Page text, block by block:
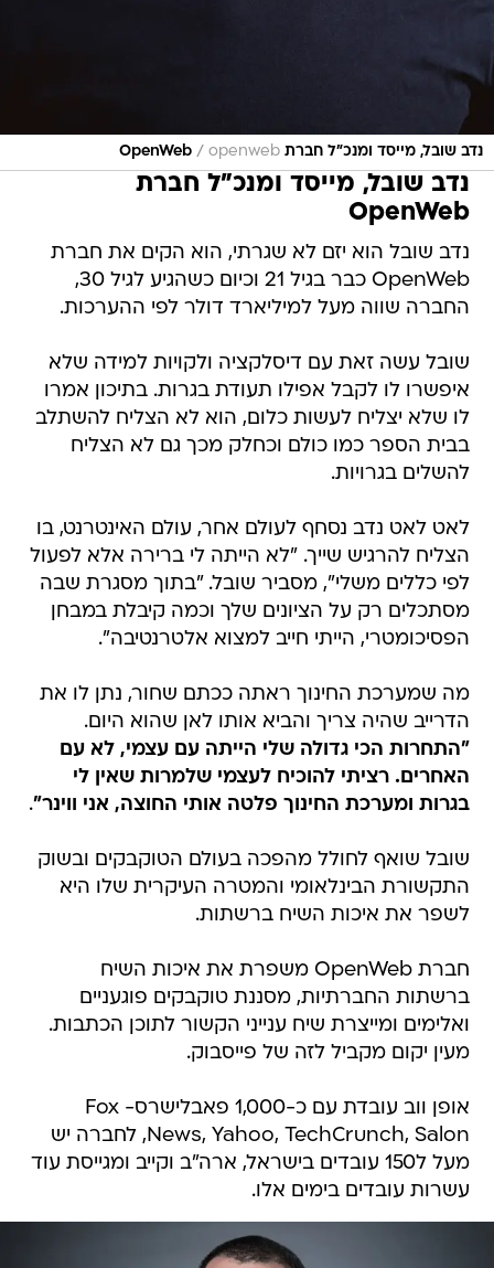
נדב שובל, מייסד ומנכ"ל חברת OpenWeb / openweb
נדב שובל, מייסד ומנכ"ל חברת
OpenWeb
נדב שובל הוא יזם לא שגרתי, הוא הקים את חברת
OpenWeb כבר בגיל 21 וכיום כשהגיע לגיל 30,
החברה שווה מעל למיליארד דולר לפי ההערכות.
שובל עשה זאת עם דיסלקציה ולקויות למידה שלא
איפשרו לו לקבל אפילו תעודת בגרות. בתיכון אמרו
לו שלא יצליח לעשות כלום, הוא לא הצליח להשתלב
בבית הספר כמו כולם וכחלק מכך גם לא הצליח
להשלים בגרויות.
לאט לאט נדב נסחף לעולם אחר, עולם האינטרנט, בו
הצליח להרגיש שייך. "לא הייתה לי ברירה אלא לפעול
לפי כללים משלי", מסביר שובל. "בתוך מסגרת שבה
מסתכלים רק על הציונים שלך וכמה קיבלת במבחן
הפסיכומטרי, הייתי חייב למצוא אלטרנטיבה".
מה שמערכת החינוך ראתה ככתם שחור, נתן לו את
הדרייב שהיה צריך והביא אותו לאן שהוא היום.
"התחרות הכי גדולה שלי הייתה עם עצמי, לא עם
האחרים. רציתי להוכיח לעצמי שלמרות שאין לי
בגרות ומערכת החינוך פלטה אותי החוצה, אני ווינר".
שובל שואף לחולל מהפכה בעולם הטוקבקים ובשוק
התקשורת הבינלאומי והמטרה העיקרית שלו היא
לשפר את איכות השיח ברשתות.
חברת OpenWeb משפרת את איכות השיח
ברשתות החברתיות, מסננת טוקבקים פוגעניים
ואלימים ומייצרת שיח ענייני הקשור לתוכן הכתבות.
מעין יקום מקביל לזה של פייסבוק.
אופן ווב עובדת עם כ-1,000 פאבלישרס- Fox
News, Yahoo, TechCrunch, Salon, לחברה יש
מעל ל150 עובדים בישראל, ארה"ב וקייב ומגייסת עוד
עשרות עובדים בימים אלו.